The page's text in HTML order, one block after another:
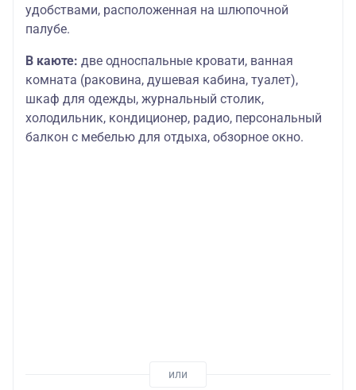
удобствами, расположенная на шлюпочной
палубе.
В каюте: две односпальные кровати, ванная
комната (раковина, душевая кабина, туалет),
шкаф для одежды, журнальный столик,
холодильник, кондиционер, радио, персональный
балкон с мебелью для отдыха, обзорное окно.